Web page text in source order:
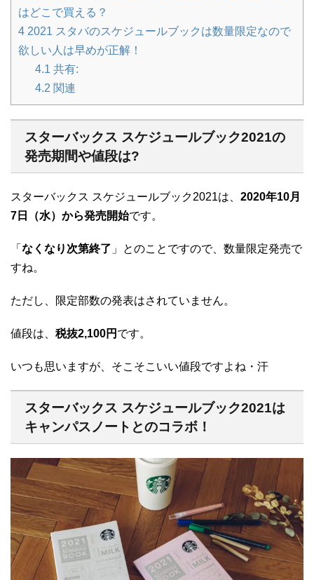
はどこで買える？
4 2021 スタバのスケジュールブックは数量限定なので
欲しい人は早めが正解！
4.1 共有:
4.2 関連
スターバックス スケジュールブック2021の
発売期間や値段は?
スターバックス スケジュールブック2021は、 2020年10月
7日（水）から発売開始です。
「 なくなり次第終了 」とのことですので、数量限定発売で
すね。
ただし、限定部数の発表はされていません。
値段は、 税抜2,100円 です。
いつも思いますが、そこそこいい値段ですよね・汗
スターバックス スケジュールブック2021は
キャンパスノートとのコラボ！